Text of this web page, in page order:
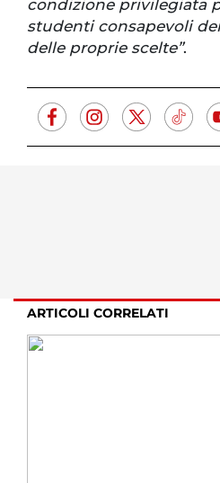
condizione privilegiata
studenti consapevoli
delle proprie scelte”.
ARTICOLI CORRELATI